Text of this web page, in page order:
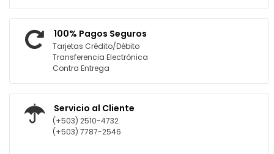
100% Pagos Seguros
Tarjetas Crédito/Débito
Transferencia Electrónica
Contra Entrega
Servicio al Cliente
(+503) 2510-4732
(+503) 7787-2546